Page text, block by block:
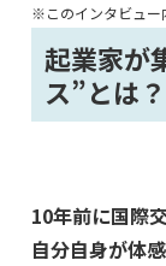
※このインタビュー
起業家が
ス”とは？
10年前に国際
自分自身が体